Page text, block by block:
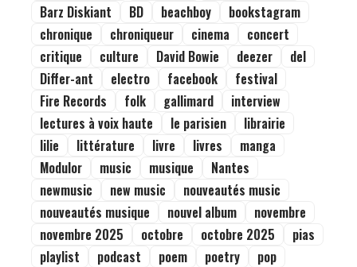
Barz Diskiant
BD beachboy
bookstagram
chronique
chroniqueur cinema
concert
critique
culture David Bowie deezer
del
Differ-ant
electro facebook
festival
Fire Records
folk gallimard
interview
lectures à voix haute
le parisien
librairie
lilie
littérature livre livres
manga
Modulor
music musique
Nantes
newmusic
new music
nouveautés music
nouveautés musique
nouvel album
novembre
novembre 2025
octobre octobre 2025
pias
playlist
podcast poem poetry
pop